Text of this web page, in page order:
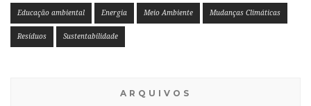
Educação ambiental Energia Meio Ambiente Mudanças Climáticas
Resíduos Sustentabilidade
ARQUIVOS